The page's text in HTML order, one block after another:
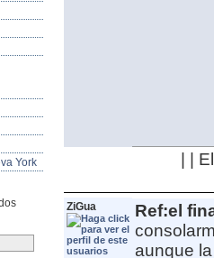
York
| |
ZiGua
Ref:el
aunque